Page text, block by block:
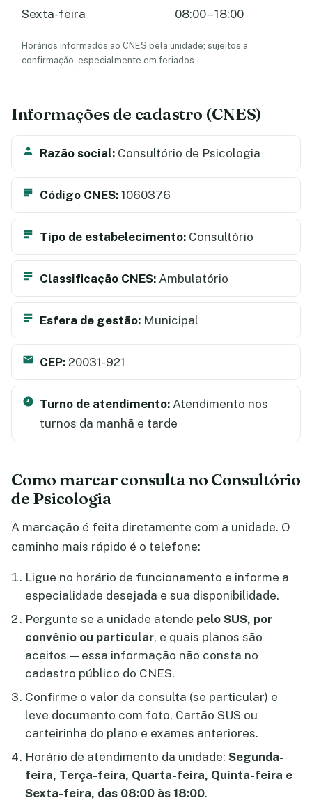
Sexta-feira 08:00 – 18:00
Horários informados ao CNES pela unidade; sujeitos a
confirmação, especialmente em feriados.
Informações de cadastro (CNES)
Razão social: Consultório de Psicologia
Código CNES: 1060376
Tipo de estabelecimento: Consultório
Classificação CNES: Ambulatório
Esfera de gestão: Municipal
CEP: 20031-921
Turno de atendimento: Atendimento nos
turnos da manhã e tarde
Como marcar consulta no Consultório
de Psicologia
A marcação é feita diretamente com a unidade. O
caminho mais rápido é o telefone:
Ligue no horário de funcionamento e informe a
especialidade desejada e sua disponibilidade.
Pergunte se a unidade atende pelo SUS, por
convênio ou particular, e quais planos são
aceitos — essa informação não consta no
cadastro público do CNES.
Confirme o valor da consulta (se particular) e
leve documento com foto, Cartão SUS ou
carteirinha do plano e exames anteriores.
Horário de atendimento da unidade: Segunda-
feira, Terça-feira, Quarta-feira, Quinta-feira e
Sexta-feira, das 08:00 às 18:00.